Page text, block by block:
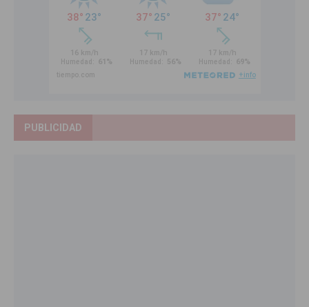
PUBLICIDAD